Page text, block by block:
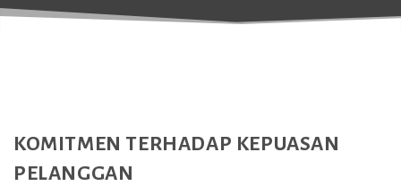
KOMITMEN TERHADAP KEPUASAN
PELANGGAN